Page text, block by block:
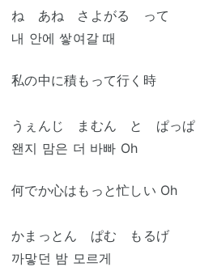
ね あね さよがる って
내 안에 쌓여갈 때
私の中に積もって行く時
うぇんじ まむん と ぱっぱ
왠지 맘은 더 바빠 Oh
何でか心はもっと忙しい Oh
かまっとん ぱむ もるげ
까맣던 밤 모르게